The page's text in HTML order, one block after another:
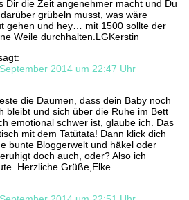
Dir die Zeit angenehmer macht und Du
grübeln musst, was wäre
gehen und hey… mit 1500 sollte der
Weile durchhalten.LGKerstin
2014 um 22:47 Uhr
die Daumen, dass dein Baby noch
bleibt und sich über die Ruhe im Bett
emotional schwer ist, glaube ich. Das
mit dem Tatütata! Dann klick dich
bunte Bloggerwelt und häkel oder
doch auch, oder? Also ich
Herzliche Grüße,Elke